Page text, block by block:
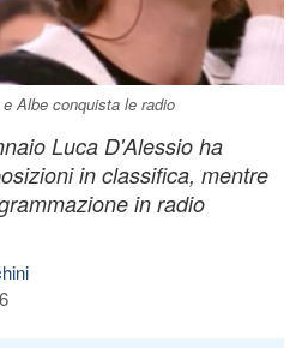
Albe conquista le radio
Luca D'Alessio ha
in classifica, mentre
in radio